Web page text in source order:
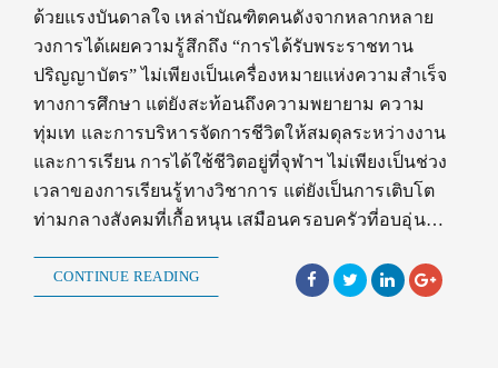
ด้วยแรงบันดาลใจ เหล่าบัณฑิตคนดังจากหลากหลาย
วงการได้เผยความรู้สึกถึง “การได้รับพระราชทาน
ปริญญาบัตร” ไม่เพียงเป็นเครื่องหมายแห่งความสำเร็จ
ทางการศึกษา แต่ยังสะท้อนถึงความพยายาม ความ
ทุ่มเท และการบริหารจัดการชีวิตให้สมดุลระหว่างงาน
และการเรียน การได้ใช้ชีวิตอยู่ที่จุฬาฯ ไม่เพียงเป็นช่วง
เวลาของการเรียนรู้ทางวิชาการ แต่ยังเป็นการเติบโต
ท่ามกลางสังคมที่เกื้อหนุน เสมือนครอบครัวที่อบอุ่น…
CONTINUE READING